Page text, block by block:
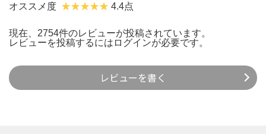
オススメ度 4.4点
現在、2754件のレビューが投稿されています。
レビューを投稿するには ログインが必要です。
レビューを書く